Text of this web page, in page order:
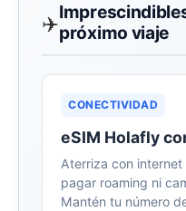
✈️próximo viaje
CONECTIVIDAD
eSIM Holafly
Aterriza con
pagar roaming ni
Mantén tu número